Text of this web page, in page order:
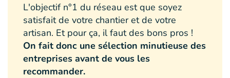
L'objectif n°1 du réseau est que soyez
satisfait de votre chantier et de votre
artisan. Et pour ça, il faut des bons pros !
On fait donc une sélection minutieuse des
entreprises avant de vous les
recommander.